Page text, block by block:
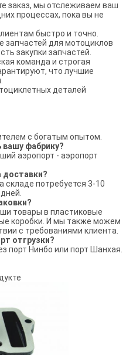
заказ, мы отслеживаем ваш
процессах, пока вы не
быстро и точно.
запчастей для мотоциклов
закупки запчастей.
команда и строгая
что лучшие
деталей
с богатым опытом.
вашу фабрику?
аэропорт - аэропорт
доставки?
складе потребуется 3-10
товары в пластиковые
коробки. И мы также можем
с требованиями клиента.
отгрузки?
порт Нинбо или порт Шанхая.